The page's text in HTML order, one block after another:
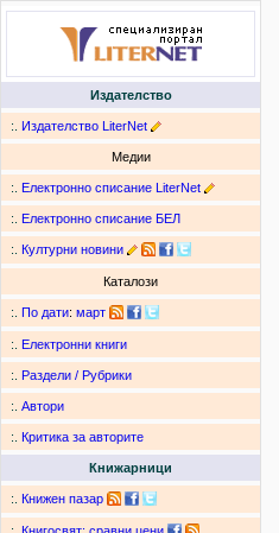
Издателство
:. Издателство LiterNet
Медии
:. Електронно списание LiterNet
:. Електронно списание БЕЛ
:. Културни новини
Каталози
:. По дати: март
:. Електронни книги
:. Раздели / Рубрики
:. Автори
:. Критика за авторите
Книжарници
:. Книжен пазар